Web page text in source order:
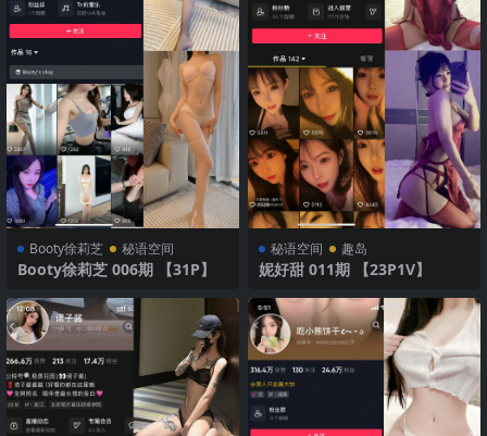
Booty徐莉芝 秘语空间
Booty徐莉芝 006期 【31P】
秘语空间 趣岛
妮好甜 011期 【23P1V】